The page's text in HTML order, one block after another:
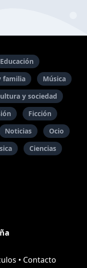
Educación
familia
Música
y sociedad
Ficción
Noticias
Ocio
Ciencias
• Contacto